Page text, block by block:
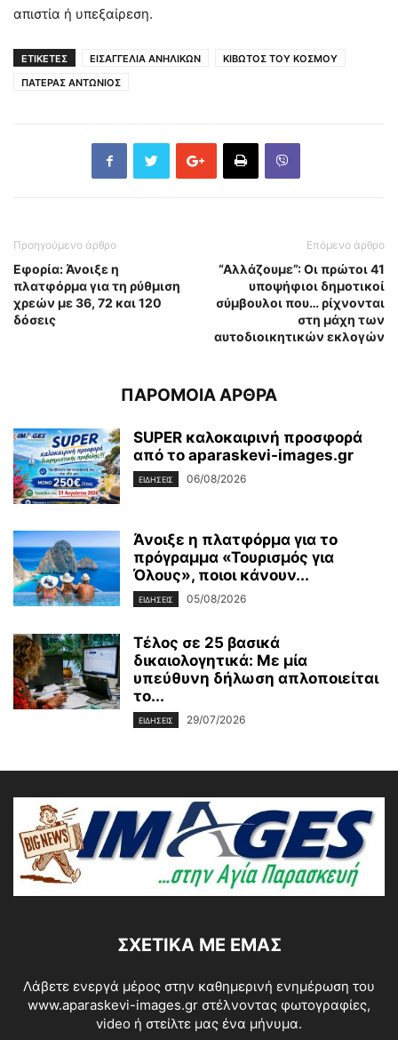
απιστία ή υπεξαίρεση.
ΕΤΙΚΕΤΕΣ ΕΙΣΑΓΓΕΛΙΑ ΑΝΗΛΙΚΩΝ
ΚΙΒΩΤΟΣ ΤΟΥ ΚΟΣΜΟΥ
ΠΑΤΕΡΑΣ ΑΝΤΩΝΙΟΣ
Προηγούμενο άρθρο
Εφορία: Άνοιξε η
πλατφόρμα για τη ρύθμιση
χρεών με 36, 72 και 120
δόσεις
Επόμενο άρθρο
“Αλλάζουμε”: Οι πρώτοι 41
υποψήφιοι δημοτικοί
σύμβουλοι που… ρίχνονται
στη μάχη των
αυτοδιοικητικών εκλογών
ΠΑΡΟΜΟΙΑ ΑΡΘΡΑ
SUPER καλοκαιρινή προσφορά
από το aparaskevi-images.gr
ΕΙΔΗΣΕΙΣ 06/08/2026
Άνοιξε η πλατφόρμα για το
πρόγραμμα «Τουρισμός για
Όλους», ποιοι κάνουν...
ΕΙΔΗΣΕΙΣ 05/08/2026
Τέλος σε 25 βασικά
δικαιολογητικά: Με μία
υπεύθυνη δήλωση απλοποιείται
το...
ΕΙΔΗΣΕΙΣ 29/07/2026
ΣΧΕΤΙΚΆ ΜΕ ΕΜΆΣ
Λάβετε ενεργά μέρος στην καθημερινή ενημέρωση του
www.aparaskevi-images.gr στέλνοντας φωτογραφίες,
video ή στείλτε μας ένα μήνυμα.